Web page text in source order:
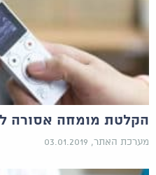
הקלטת מומחה אסורה
מערכת האתר, 03.01.2019